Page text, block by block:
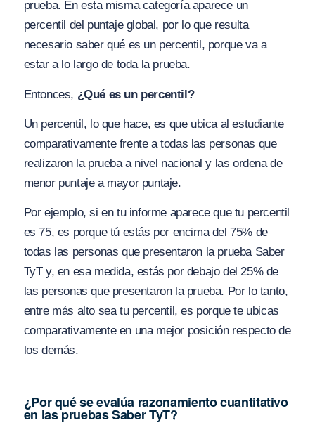
prueba. En esta misma categoría aparece un
percentil del puntaje global, por lo que resulta
necesario saber qué es un percentil, porque va a
estar a lo largo de toda la prueba.
Entonces, ¿Qué es un percentil?
Un percentil, lo que hace, es que ubica al estudiante
comparativamente frente a todas las personas que
realizaron la prueba a nivel nacional y las ordena de
menor puntaje a mayor puntaje.
Por ejemplo, si en tu informe aparece que tu percentil
es 75, es porque tú estás por encima del 75% de
todas las personas que presentaron la prueba Saber
TyT y, en esa medida, estás por debajo del 25% de
las personas que presentaron la prueba. Por lo tanto,
entre más alto sea tu percentil, es porque te ubicas
comparativamente en una mejor posición respecto de
los demás.
¿Por qué se evalúa razonamiento cuantitativo
en las pruebas Saber TyT?